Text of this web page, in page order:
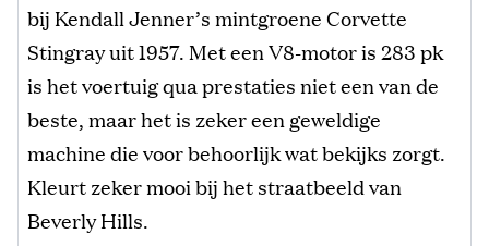
bij Kendall Jenner’s mintgroene Corvette
Stingray uit 1957. Met een V8-motor is 283 pk
is het voertuig qua prestaties niet een van de
beste, maar het is zeker een geweldige
machine die voor behoorlijk wat bekijks zorgt.
Kleurt zeker mooi bij het straatbeeld van
Beverly Hills.